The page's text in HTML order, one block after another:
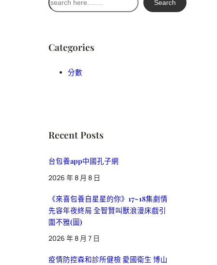
尋
Search
Categories
分數
Recent Posts
台包養app中國孔子網
2026 年 8 月 8 日
《來喜包養自星星的你》17~18集劇情
先容年夜終局 全智賢叫獸浪漫床戲引
圍不雅(圖)
2026 年 8 月 7 日
疫情防控森和診所健檢 愛國衛生 博山